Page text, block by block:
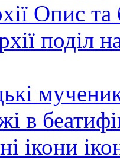
Опис та
поділ
в
ікони